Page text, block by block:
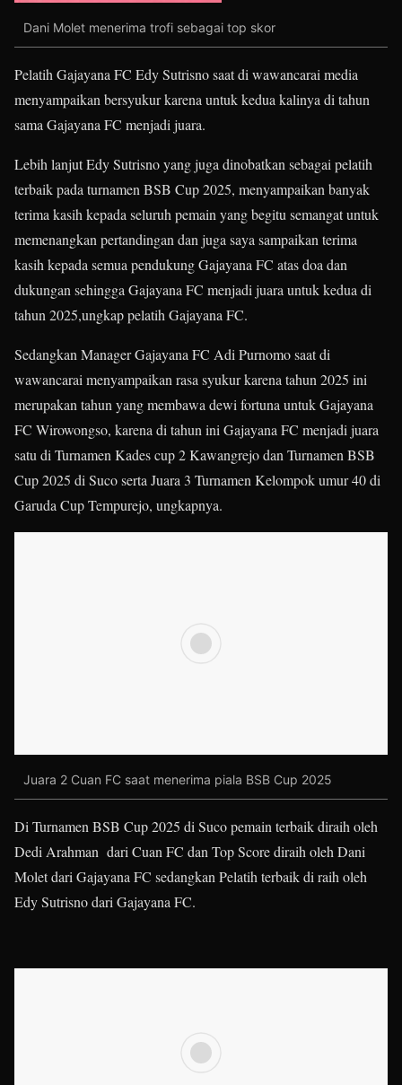
Dani Molet menerima trofi sebagai top skor
Pelatih Gajayana FC Edy Sutrisno saat di wawancarai media
menyampaikan bersyukur karena untuk kedua kalinya di tahun
sama Gajayana FC menjadi juara.
Lebih lanjut Edy Sutrisno yang juga dinobatkan sebagai pelatih
terbaik pada turnamen BSB Cup 2025, menyampaikan banyak
terima kasih kepada seluruh pemain yang begitu semangat untuk
memenangkan pertandingan dan juga saya sampaikan terima
kasih kepada semua pendukung Gajayana FC atas doa dan
dukungan sehingga Gajayana FC menjadi juara untuk kedua di
tahun 2025,ungkap pelatih Gajayana FC.
Sedangkan Manager Gajayana FC Adi Purnomo saat di
wawancarai menyampaikan rasa syukur karena tahun 2025 ini
merupakan tahun yang membawa dewi fortuna untuk Gajayana
FC Wirowongso, karena di tahun ini Gajayana FC menjadi juara
satu di Turnamen Kades cup 2 Kawangrejo dan Turnamen BSB
Cup 2025 di Suco serta Juara 3 Turnamen Kelompok umur 40 di
Garuda Cup Tempurejo, ungkapnya.
Juara 2 Cuan FC saat menerima piala BSB Cup 2025
Di Turnamen BSB Cup 2025 di Suco pemain terbaik diraih oleh
Dedi Arahman dari Cuan FC dan Top Score diraih oleh Dani
Molet dari Gajayana FC sedangkan Pelatih terbaik di raih oleh
Edy Sutrisno dari Gajayana FC.